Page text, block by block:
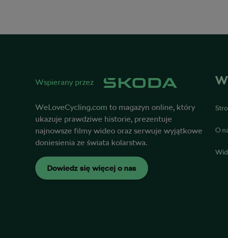
Wspierany przez
WeLoveCycling.com to magazyn online, który
ukazuje prawdziwe historie, prezentuje
najnowsze filmy wideo oraz serwuje wyjątkowe
doniesienia ze świata kolarstwa.
Dowiedz się więcej o nas
O